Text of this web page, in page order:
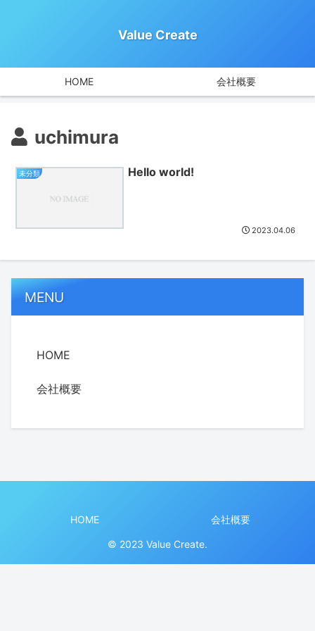
Value Create
HOME 会社概要
uchimura
未分類 Hello world!
2023.04.06
MENU
HOME
会社概要
HOME 会社概要
© 2023 Value Create.